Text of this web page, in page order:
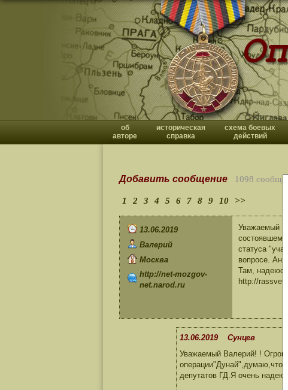
об
авторе
историческая
справка
схема боевых
действий
Добавить сообщение 1098
1 2 3 4 5 6 7 8 9 10 >>
13.06.2019
Валерий
Москва
http://net-mozgov-
net.narod.ru
Уважаемый
статуса
вопросе. Ан
Там,
http://
13.06.2019 Сунцев
Уважаемый Валерий! !
операции"Дунай",думаю,что
депутатов ГД.Я очень